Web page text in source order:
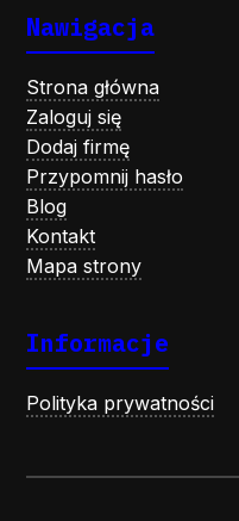
Nawigacja
Strona główna
Zaloguj się
Dodaj firmę
Przypomnij hasło
Blog
Kontakt
Mapa strony
Informacje
Polityka prywatności